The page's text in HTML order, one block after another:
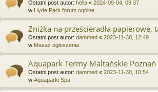
Ostatni post autor: hella « 2024-09-04, 09:37
w Hyde Park forum ogólne
Zniżka na prześcieradła papierowe,
Ostatni post autor: dammed « 2023-11-30, 12:49
w Masaż ogłoszenia
Aquapark Termy Maltańskie Poznań
Ostatni post autor: dammed « 2023-11-30, 10:54
w Aquaparki Spa